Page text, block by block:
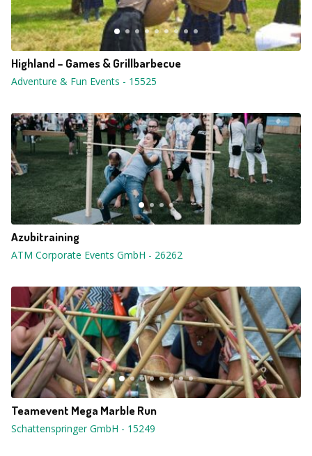
Highland – Games & Grillbarbecue
Adventure & Fun Events - 15525
Azubitraining
ATM Corporate Events GmbH - 26262
Teamevent Mega Marble Run
Schattenspringer GmbH - 15249